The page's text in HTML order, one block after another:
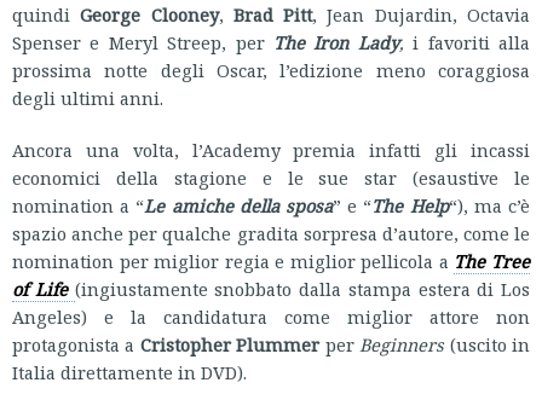
quindiGeorge Clooney, Brad Pitt, Jean Dujardin, Octavia
Spenser e Meryl Streep, per The Iron Lady, i favoriti alla
prossima notte degli Oscar, l’edizione meno coraggiosa
degli ultimi anni.
Ancora una volta, l’Academy premia infatti gli incassi
economici della stagione e le sue star (esaustive le
nomination a “Le amiche della sposa” e “The Help“), ma c’è
spazio anche per qualche gradita sorpresa d’autore, come le
nomination per miglior regia e miglior pellicola a The Tree
of Life (ingiustamente snobbato dalla stampa estera di Los
Angeles) e la candidatura come miglior attore non
protagonista a Cristopher Plummerper Beginners(uscito in
Italia direttamente in DVD).